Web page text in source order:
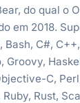
do qual o
em 2018.
Bash, C#,
Groovy,
C,
Ruby, Rust,